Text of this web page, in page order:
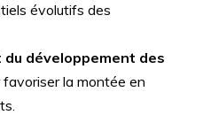
évolutifs des
développement des
favoriser la montée en